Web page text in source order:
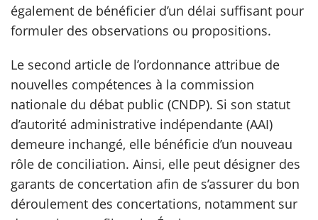
également de bénéficier d’un délai suffisant pour
formuler des observations ou propositions.
Le second article de l’ordonnance attribue de
nouvelles compétences à la commission
nationale du débat public (CNDP). Si son statut
d’autorité administrative indépendante (AAI)
demeure inchangé, elle bénéficie d’un nouveau
rôle de conciliation. Ainsi, elle peut désigner des
garants de concertation afin de s’assurer du bon
déroulement des concertations, notamment sur